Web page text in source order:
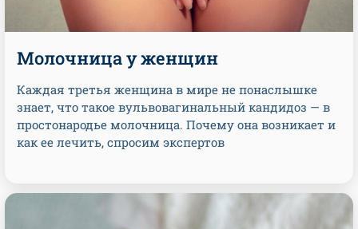
Молочница у женщин
Каждая третья женщина в мире не понаслышке
знает, что такое вульвовагинальный кандидоз — в
простонародье молочница. Почему она возникает и
как ее лечить, спросим экспертов